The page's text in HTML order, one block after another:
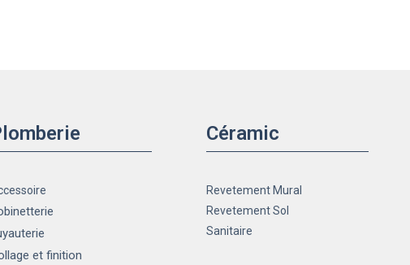
et finition
Céramic
Revetement Mural
Revetement Sol
Sanitaire